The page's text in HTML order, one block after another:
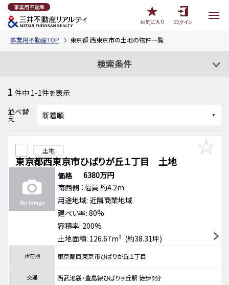
事業用不動産
お気に入り
ログイン
事業用不動産TOP 東京都 西東京市の土地の物件一覧
検索条件
1 件中 1-1件を表示
並べ替
え
土地
東京都西東京市ひばりが丘１丁目 土地
価格
6380万円
南西側 ：幅員 約4.2m
用途地域: 近隣商業地域
建ぺい率: 80%
容積率: 200%
土地面積: 126.67m² (約38.31坪)
所在地 東京都西東京市ひばりが丘１丁目
交通 西武池袋・豊島線ひばりヶ丘駅 徒歩9分